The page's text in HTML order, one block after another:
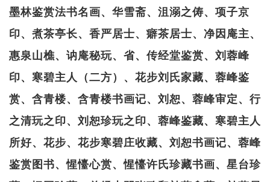
墨林鉴赏法书名画、华雪斋、沮溺之俦、项子京
印、煮茶亭长、香严居士、癖茶居士、净因庵主、
惠泉山樵、讷庵秘玩、省、传经堂鉴赏、刘蓉峰
印、寒碧主人（二方）、花步刘氏家藏、蓉峰鉴
赏、含青楼、含青楼书画记、刘恕、蓉峰审定、行
之清玩之印、刘恕珍玩之印、蓉峰鉴藏、寒碧主人
所好、花步、花步寒碧庄收藏、刘恕书画记、蓉峰
鉴赏图书、惺懛心赏、惺懛许氏珍藏书画、星台珍